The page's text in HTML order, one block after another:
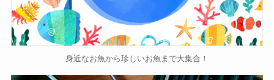
身近なお魚から珍しいお魚まで大集合！